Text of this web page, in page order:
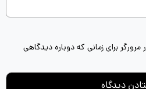
برای زمانی که دوباره دیدگاهی